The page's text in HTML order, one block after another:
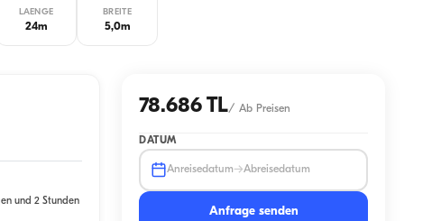
LAENGE
24m
BREITE
5,0m
und 2 Stunden
78.686 TL/ Ab Preisen
DATUM
Anreisedatum→Abreisedatum
Anfrage senden